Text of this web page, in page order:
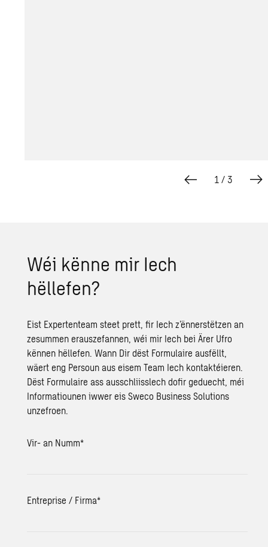
1 / 3
Wéi kënne mir Iech
hëllefen?
Eist Expertenteam steet prett, fir Iech z’ënnerstëtzen an
zesummen erauszefannen, wéi mir Iech bei Ärer Ufro
kënnen hëllefen. Wann Dir dëst Formulaire ausfëllt,
wäert eng Persoun aus eisem Team Iech kontaktéieren.
Dëst Formulaire ass ausschliisslech dofir geduecht, méi
Informatiounen iwwer eis Sweco Business Solutions
unzefroen.
Vir- an Numm*
Entreprise / Firma*